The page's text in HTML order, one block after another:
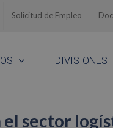
Solicitud de Empleo
DIVISIONES
el sector